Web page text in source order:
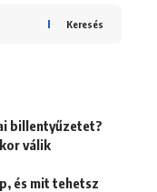
Keresés
billentyűzetet?
válik
és mit tehetsz